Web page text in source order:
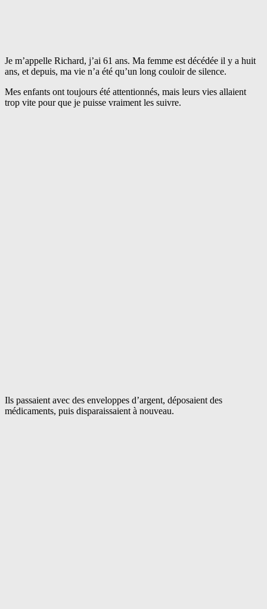
Je m’appelle Richard, j’ai 61 ans. Ma femme est décédée il y a huit
ans, et depuis, ma vie n’a été qu’un long couloir de silence.
Mes enfants ont toujours été attentionnés, mais leurs vies allaient
trop vite pour que je puisse vraiment les suivre.
Ils passaient avec des enveloppes d’argent, déposaient des
médicaments, puis disparaissaient à nouveau.